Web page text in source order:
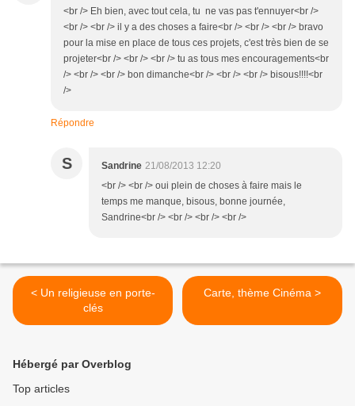
<br /> Eh bien, avec tout cela, tu ne vas pas t'ennuyer<br />
<br /> <br /> il y a des choses a faire<br /> <br /> <br /> bravo
pour la mise en place de tous ces projets, c'est très bien de se
projeter<br /> <br /> <br /> tu as tous mes encouragements<br
/> <br /> <br /> bon dimanche<br /> <br /> <br /> bisous!!!!<br
/>
Répondre
S Sandrine 21/08/2013 12:20
<br /> <br /> oui plein de choses à faire mais le
temps me manque, bisous, bonne journée,
Sandrine<br /> <br /> <br /> <br />
< Un religieuse en porte-
clés
Carte, thème Cinéma >
Hébergé par Overblog
Top articles